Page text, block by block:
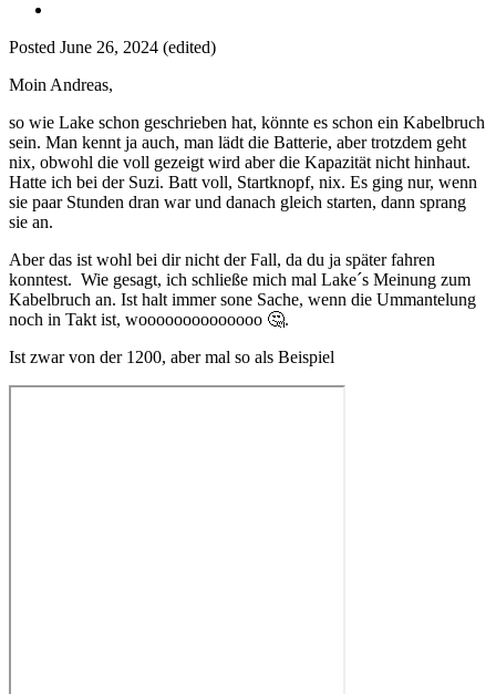
Posted June 26, 2024 (edited)
Moin Andreas,
so wie Lake schon geschrieben hat, könnte es schon ein Kabelbruch
sein. Man kennt ja auch, man lädt die Batterie, aber trotzdem geht
nix, obwohl die voll gezeigt wird aber die Kapazität nicht hinhaut.
Hatte ich bei der Suzi. Batt voll, Startknopf, nix. Es ging nur, wenn
sie paar Stunden dran war und danach gleich starten, dann sprang
sie an.
Aber das ist wohl bei dir nicht der Fall, da du ja später fahren
konntest. Wie gesagt, ich schließe mich mal Lake´s Meinung zum
Kabelbruch an. Ist halt immer sone Sache, wenn die Ummantelung
noch in Takt ist, woooooooooooooo 🤔.
Ist zwar von der 1200, aber mal so als Beispiel